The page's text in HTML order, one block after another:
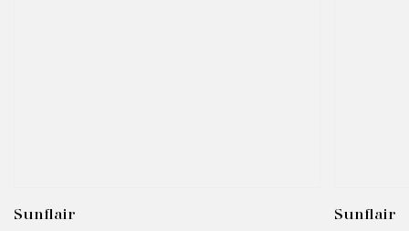
Sunflair Sunflair